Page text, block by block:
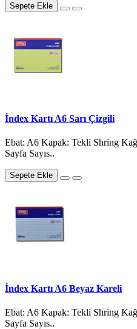
Sepete Ekle
İndex Kartı A6 Sarı Çizgili
Ebat: A6 Kapak: Tekli Shring
Sayfa Sayıs..
Sepete Ekle
İndex Kartı A6 Beyaz Kareli
Ebat: A6 Kapak: Tekli Shring
Sayfa Sayıs..